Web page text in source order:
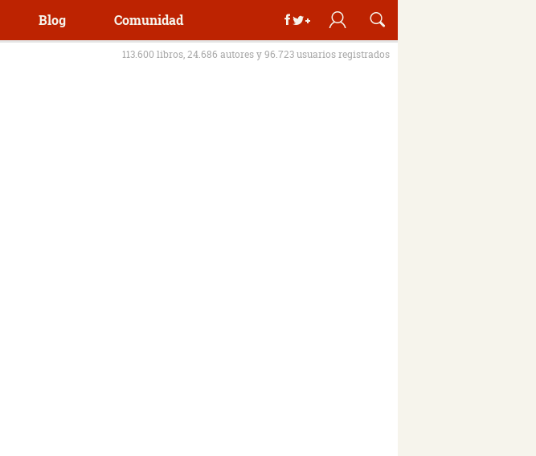
Blog Comunidad
113.600 libros, 24.686 autores y 96.723 usuarios registrados